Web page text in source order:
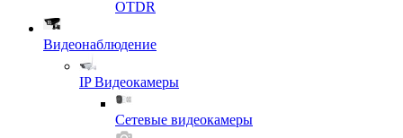
OTDR
Видеонаблюдение
IP Видеокамеры
Сетевые видеокамеры